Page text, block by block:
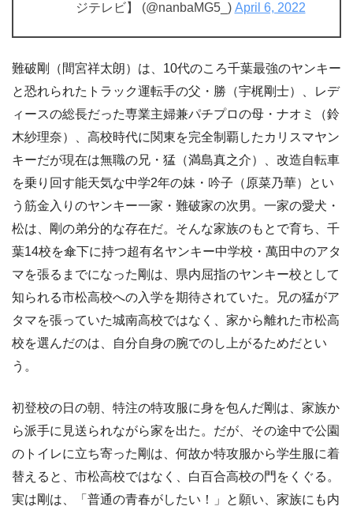
ジテレビ】 (@nanbaMG5_) April 6, 2022
難破剛（間宮祥太朗）は、10代のころ千葉最強のヤンキー
と恐れられたトラック運転手の父・勝（宇梶剛士）、レデ
ィースの総長だった専業主婦兼パチプロの母・ナオミ（鈴
木紗理奈）、高校時代に関東を完全制覇したカリスマヤン
キーだが現在は無職の兄・猛（満島真之介）、改造自転車
を乗り回す能天気な中学2年の妹・吟子（原菜乃華）とい
う筋金入りのヤンキー一家・難破家の次男。一家の愛犬・
松は、剛の弟分的な存在だ。そんな家族のもとで育ち、千
葉14校を傘下に持つ超有名ヤンキー中学校・萬田中のアタ
マを張るまでになった剛は、県内屈指のヤンキー校として
知られる市松高校への入学を期待されていた。兄の猛がア
タマを張っていた城南高校ではなく、家から離れた市松高
校を選んだのは、自分自身の腕でのし上がるためだとい
う。
初登校の日の朝、特注の特攻服に身を包んだ剛は、家族か
ら派手に見送られながら家を出た。だが、その途中で公園
のトイレに立ち寄った剛は、何故か特攻服から学生服に着
替えると、市松高校ではなく、白百合高校の門をくぐる。
実は剛は、「普通の青春がしたい！」と願い、家族にも内